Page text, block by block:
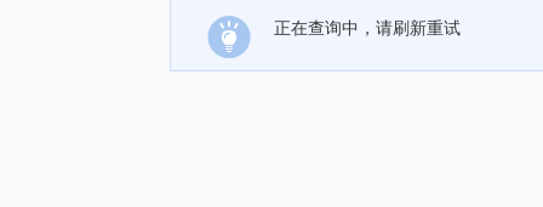
正在查询中，请刷新重试